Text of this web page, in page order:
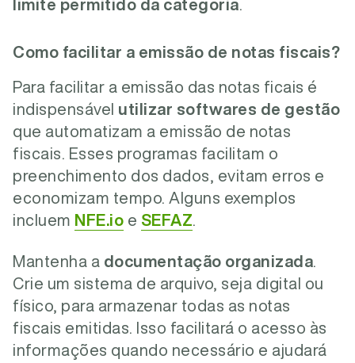
limite permitido da categoria
Como facilitar a emissão de notas fiscais?
Para facilitar a emissão das notas ficais é
indispensável utilizar softwares de gestão
que automatizam a emissão de notas
fiscais. Esses programas facilitam o
preenchimento dos dados, evitam erros e
economizam tempo. Alguns exemplos
incluem NFE.io e SEFAZ
Mantenha a documentação organizada
Crie um sistema de arquivo, seja digital ou
físico, para armazenar todas as notas
fiscais emitidas. Isso facilitará o acesso às
informações quando necessário e ajudará